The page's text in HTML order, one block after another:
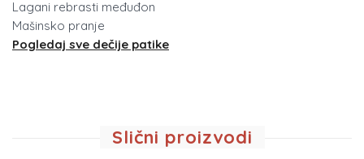
Lagani rebrasti međuđon
Mašinsko pranje
Pogledaj sve dečije patike
Slični proizvodi